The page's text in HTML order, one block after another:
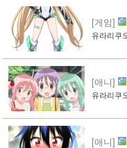
[게임]
상 공개
유라리쿠
[애니]
공개
유라리쿠
[애니]